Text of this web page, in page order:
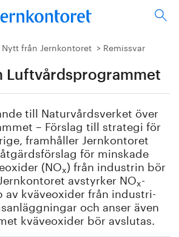
Nytt från Jernkontoret Remissvar
Luftvårdsprogrammet
till Naturvårdsverket över
– Förslag till strategi för
framhåller Jernkontoret
för minskade
(NOx) från industrin bör
avstyrker NOx-
av kväveoxider från industri-
och anser även
kväveoxider bör avslutas.